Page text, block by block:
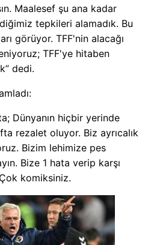
Maalesef şu ana kadar
tepkileri alamadık. Bu
görüyor. TFF'nin alacağı
TFF'ye hitaben
dedi.
Dünyanın hiçbir yerinde
rezalet oluyor. Biz ayrıcalık
Bizim lehimize pes
Bize 1 hata verip karşı
komiksiniz.